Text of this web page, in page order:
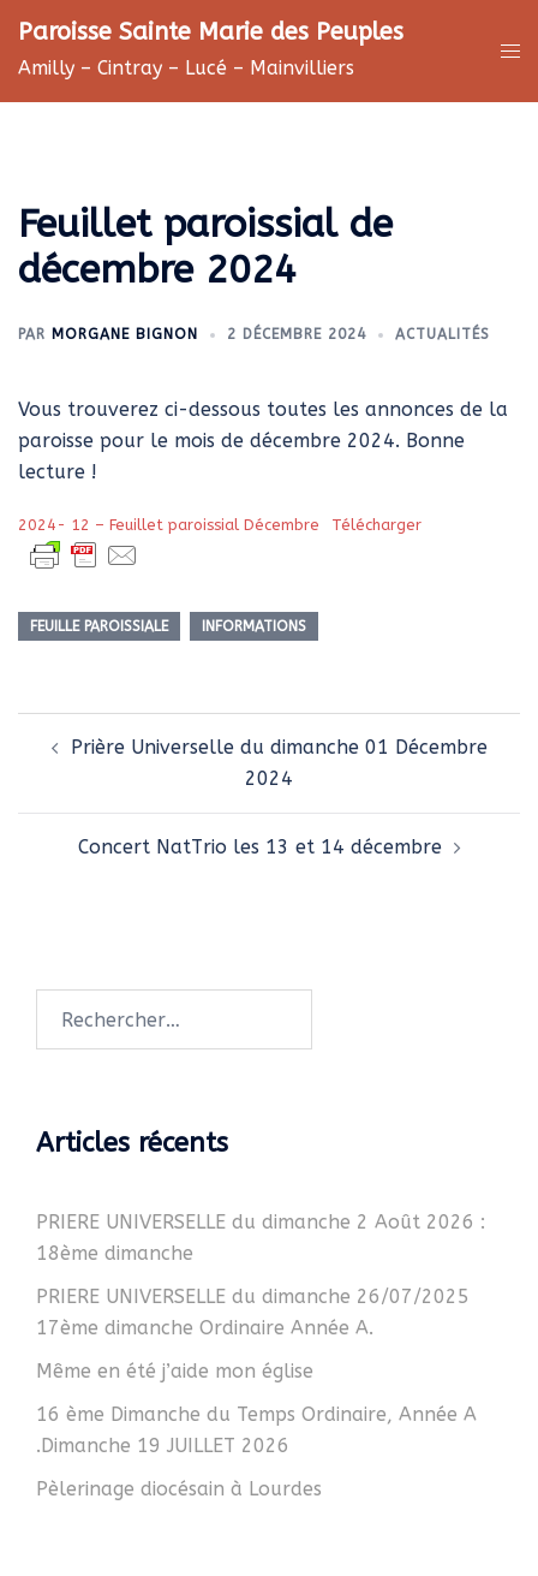
au
contenu
Paroisse Sainte Marie des Peuples
Amilly – Cintray – Lucé – Mainvilliers
Feuillet paroissial de
décembre 2024
PAR MORGANE BIGNON 2 DÉCEMBRE 2024 ACTUALITÉS
Vous trouverez ci-dessous toutes les annonces de la
paroisse pour le mois de décembre 2024. Bonne
lecture !
2024- 12 – Feuillet paroissial Décembre Télécharger
FEUILLE PAROISSIALE INFORMATIONS
d’article
Prière Universelle du dimanche 01 Décembre
2024
Concert NatTrio les 13 et 14 décembre
Articles récents
PRIERE UNIVERSELLE du dimanche 2 Août 2026 :
18ème dimanche
PRIERE UNIVERSELLE du dimanche 26/07/2025
17ème dimanche Ordinaire Année A.
Même en été j’aide mon église
16 ème Dimanche du Temps Ordinaire, Année A
.Dimanche 19 JUILLET 2026
Pèlerinage diocésain à Lourdes